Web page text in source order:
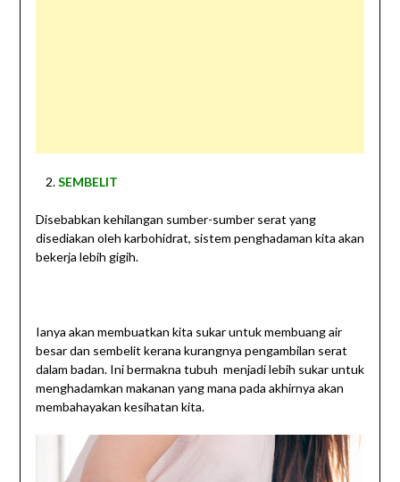
SEMBELIT
Disebabkan kehilangan sumber-sumber serat yang
disediakan oleh karbohidrat, sistem penghadaman kita akan
bekerja lebih gigih.
Ianya akan membuatkan kita sukar untuk membuang air
besar dan sembelit kerana kurangnya pengambilan serat
dalam badan. Ini bermakna tubuh menjadi lebih sukar untuk
menghadamkan makanan yang mana pada akhirnya akan
membahayakan kesihatan kita.